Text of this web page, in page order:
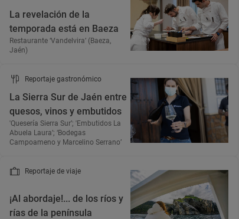
La revelación de la
temporada está en Baeza
Restaurante ‘Vandelvira’ (Baeza,
Jaén)
Reportaje gastronómico
La Sierra Sur de Jaén entre
quesos, vinos y embutidos
'Quesería Sierra Sur’; 'Embutidos La
Abuela Laura’; ‘Bodegas
Campoameno y Marcelino Serrano’
Reportaje de viaje
¡Al abordaje!... de los ríos y
rías de la península